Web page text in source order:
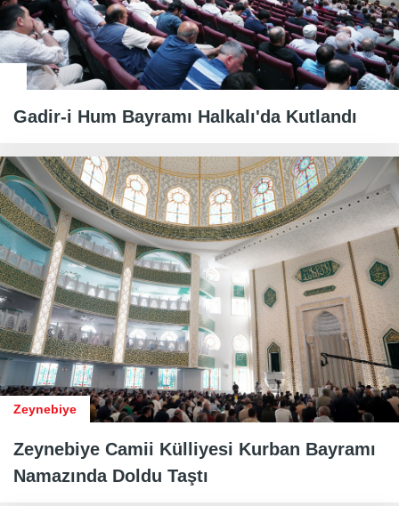
Gadir-i Hum Bayramı Halkalı'da Kutlandı
Zeynebiye
Zeynebiye Camii Külliyesi Kurban Bayramı
Namazında Doldu Taştı